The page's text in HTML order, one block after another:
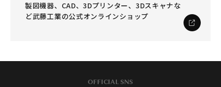
製図機器、CAD、3Dプリンター、3Dスキャナな
ど武藤工業の公式オンラインショップ
OFFICIAL SNS